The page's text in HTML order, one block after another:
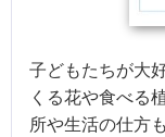
子どもたちが大
くる花や食べる
所や生活の仕方